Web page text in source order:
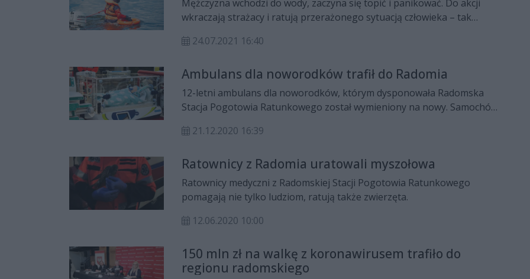
Mężczyzna wchodzi do wody, zaczyna się topić i panikować. Do akcji
wkraczają strażacy i ratują przerażonego sytuacją człowieka – tak
zalewem Jagodno.
24.07.2021 16:40
Ambulans dla noworodków trafił do Radomia
12-letni ambulans dla noworodków, którym dysponowała Radomska
Stacja Pogotowia Ratunkowego został wymieniony na nowy. Samochód
21.12.2020 16:39
Ratownicy z Radomia uratowali myszołowa
Ratownicy medyczni z Radomskiej Stacji Pogotowia Ratunkowego
pomagają nie tylko ludziom, ratują także zwierzęta.
12.06.2020 10:00
150 mln zł na walkę z koronawirusem trafiło do
regionu radomskiego